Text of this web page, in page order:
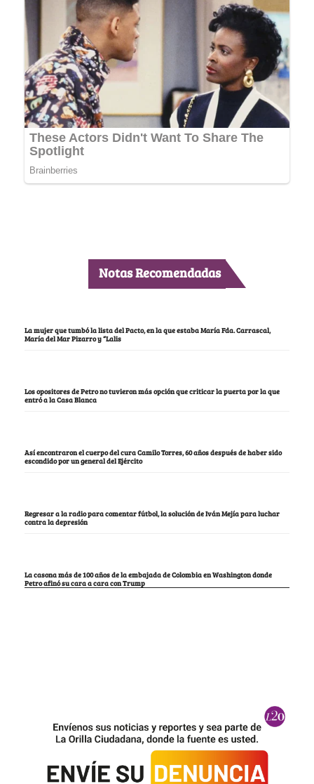
Notas Recomendadas
La mujer que tumbó la lista del Pacto, en la que estaba María Fda. Carrascal,
María del Mar Pizarro y “Lalis
Los opositores de Petro no tuvieron más opción que criticar la puerta por la que
entró a la Casa Blanca
Así encontraron el cuerpo del cura Camilo Torres, 60 años después de haber sido
escondido por un general del Ejército
Regresar a la radio para comentar fútbol, la solución de Iván Mejía para luchar
contra la depresión
La casona más de 100 años de la embajada de Colombia en Washington donde
Petro afinó su cara a cara con Trump